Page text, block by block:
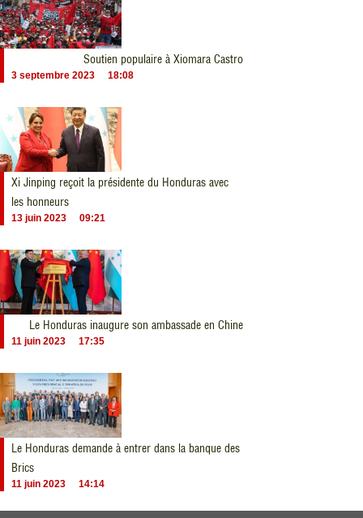
Soutien populaire à Xiomara Castro
3 septembre 2023 18:08
Xi Jinping reçoit la présidente du Honduras avec
les honneurs
13 juin 2023 09:21
Le Honduras inaugure son ambassade en Chine
11 juin 2023 17:35
Le Honduras demande à entrer dans la banque des
Brics
11 juin 2023 14:14